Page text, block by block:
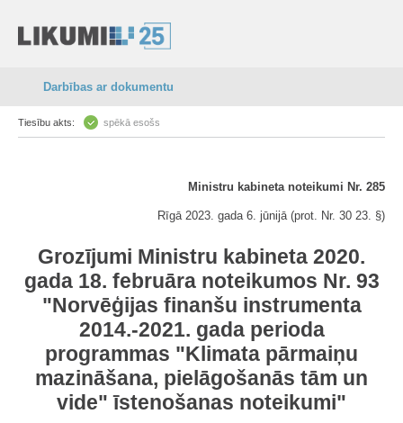
Darbības ar dokumentu
Tiesību akts: spēkā esošs
Ministru kabineta noteikumi Nr. 285
Rīgā 2023. gada 6. jūnijā (prot. Nr. 30 23. §)
Grozījumi Ministru kabineta 2020.
gada 18. februāra noteikumos Nr. 93
"Norvēģijas finanšu instrumenta
2014.-2021. gada perioda
programmas "Klimata pārmaiņu
mazināšana, pielāgošanās tām un
vide" īstenošanas noteikumi"